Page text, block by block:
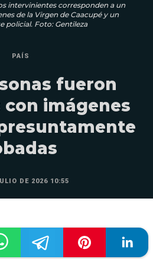
intervinientes corresponden a un
de la Virgen de Caacupé y un
policial. Foto: Gentileza
PAÍS
fueron
imágenes
DE 2026 10:55